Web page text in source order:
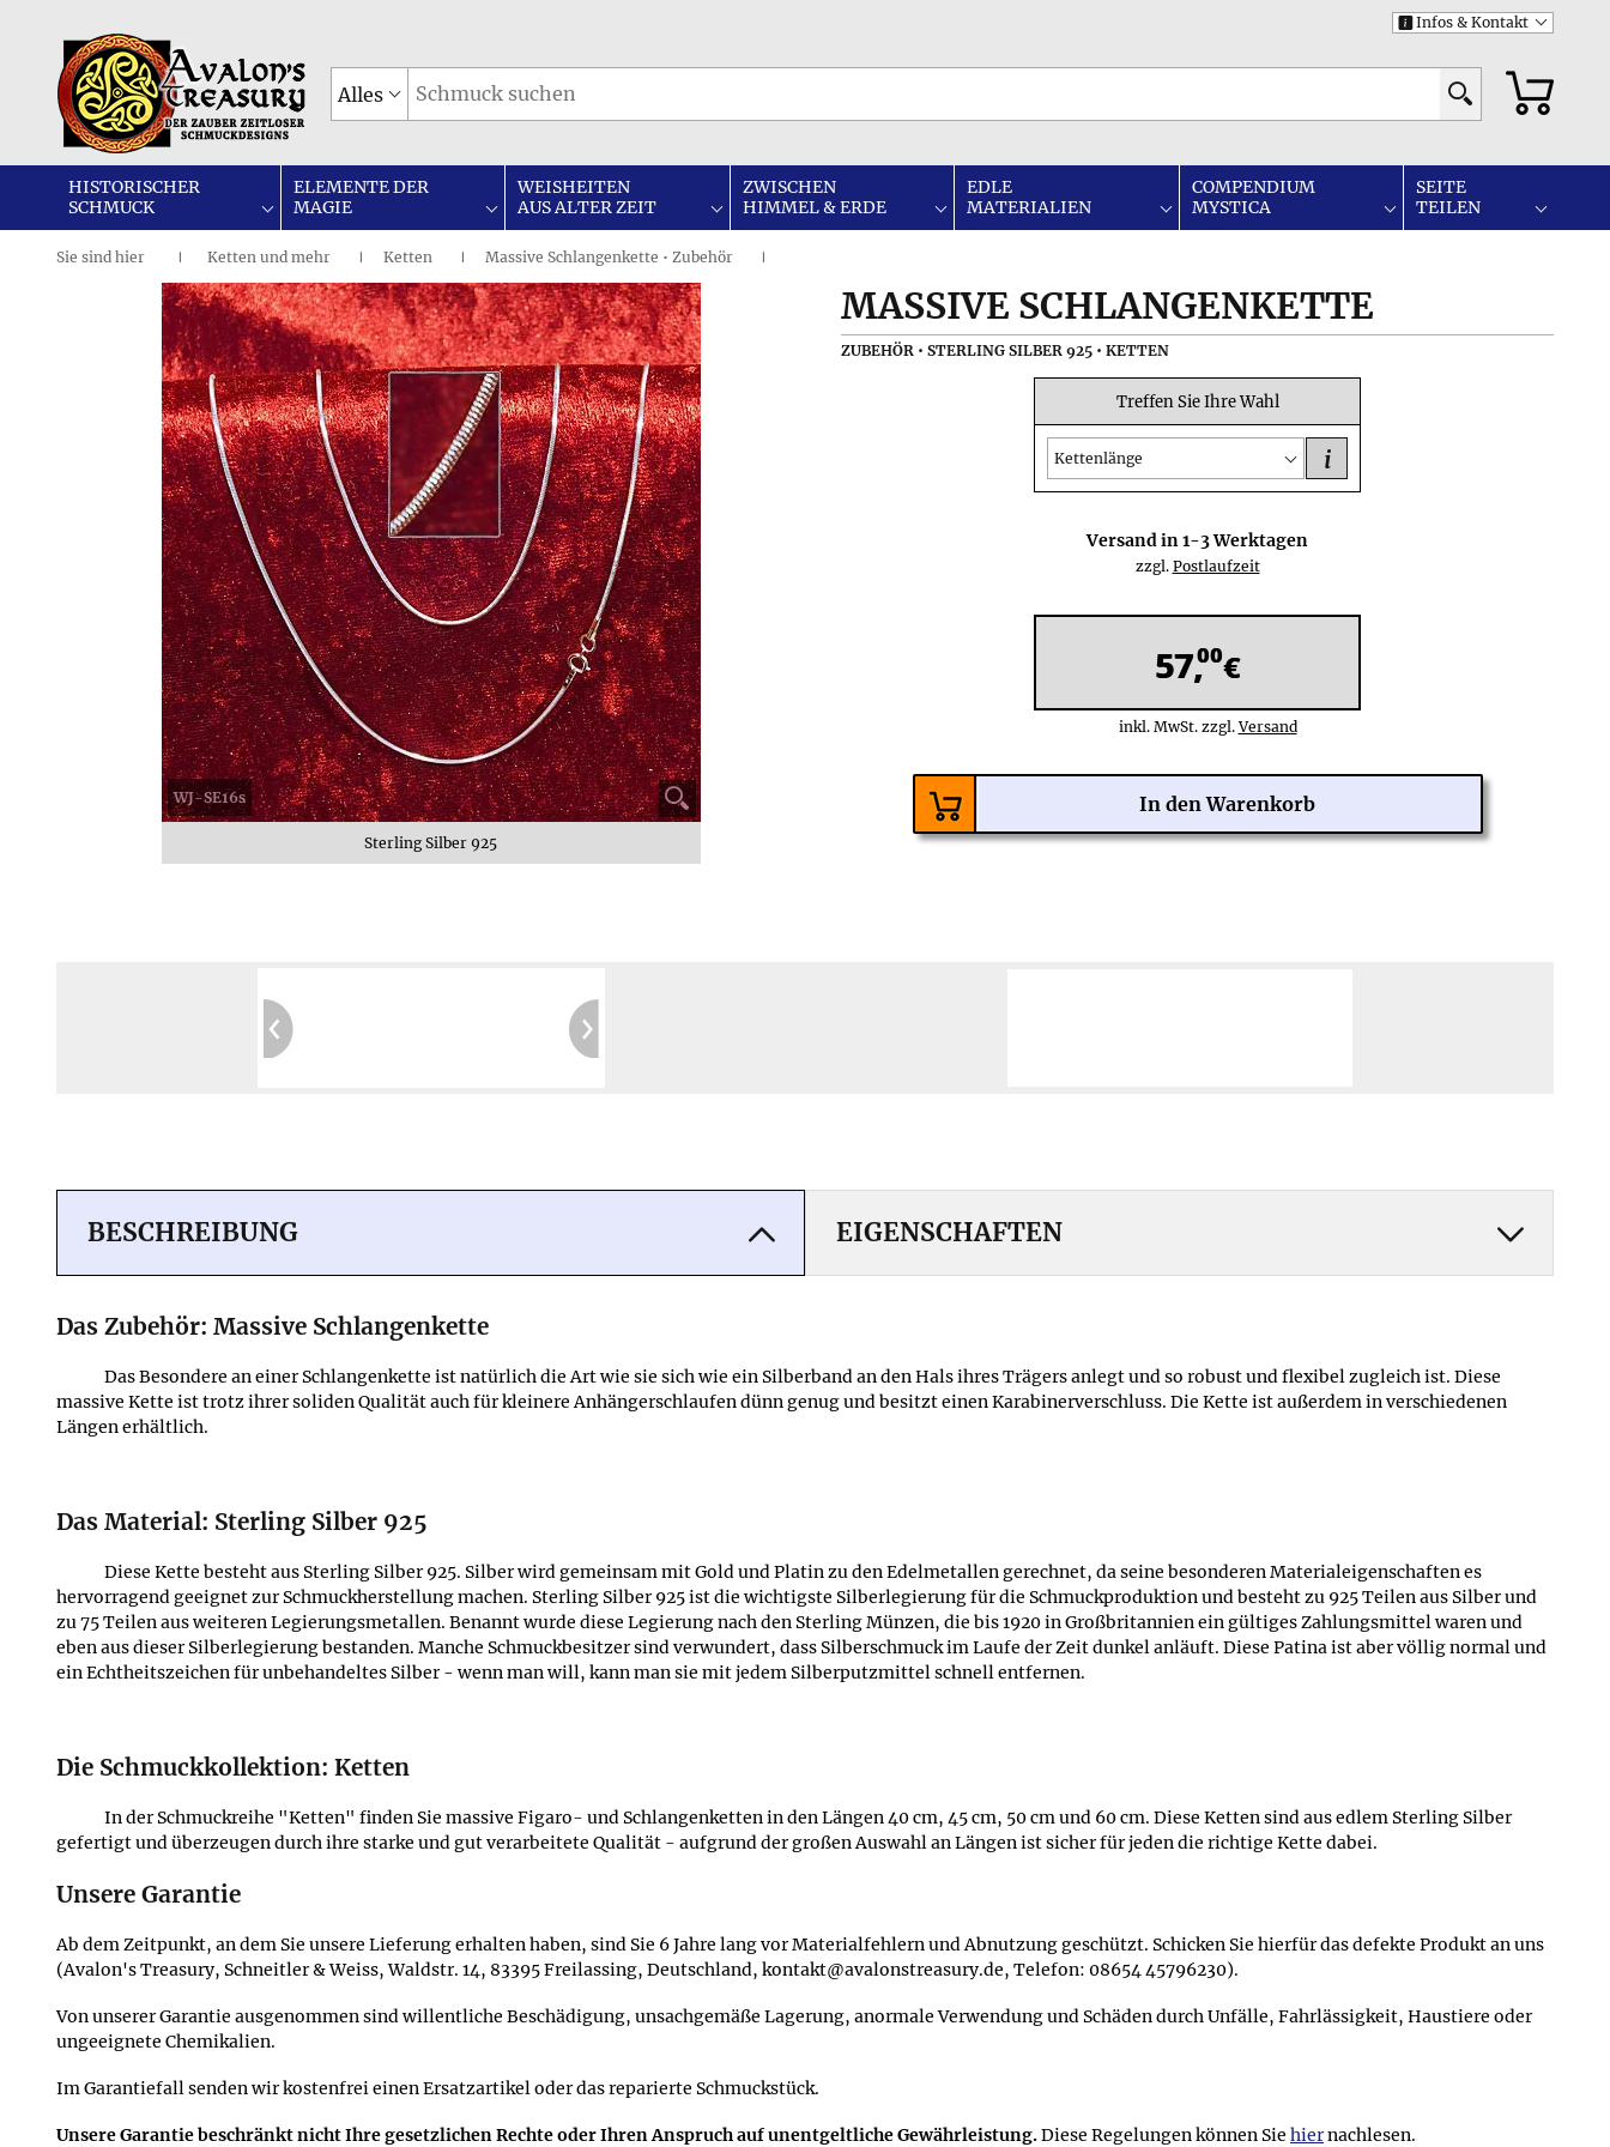
i Infos & Kontakt
Alles
HISTORISCHER
SCHMUCK
ELEMENTE DER
MAGIE
WEISHEITEN
AUS ALTER ZEIT
ZWISCHEN
HIMMEL & ERDE
EDLE
MATERIALIEN
COMPENDIUM
MYSTICA
SEITE
TEILEN
Sie sind hier | Ketten und mehr I Ketten I Massive Schlangenkette • Zubehör I
WJ-SE16s
Sterling Silber 925
MASSIVE SCHLANGENKETTE
ZUBEHÖR • STERLING SILBER 925 • KETTEN
Treffen Sie Ihre Wahl
Kettenlänge i
Versand in1-3Werktagen
zzgl. Postlaufzeit
57,00€
inkl. MwSt. zzgl.Versand
BESCHREIBUNG EIGENSCHAFTEN
Das Zubehör: Massive Schlangenkette
Das Besondere an einer Schlangenkette ist natürlich die Art wie sie sich wie ein Silberband an den Hals ihres Trägers anlegt und so robust und flexibel zugleich ist. Diese
massive Kette ist trotz ihrer soliden Qualität auch für kleinere Anhängerschlaufen dünn genug und besitzt einen Karabinerverschluss. Die Kette ist außerdem in verschiedenen
Längen erhältlich.
Das Material: Sterling Silber 925
Diese Kette besteht aus Sterling Silber 925. Silber wird gemeinsam mit Gold und Platin zu den Edelmetallen gerechnet, da seine besonderen Materialeigenschaften es
hervorragend geeignet zur Schmuckherstellung machen. Sterling Silber 925 ist die wichtigste Silberlegierung für die Schmuckproduktion und besteht zu 925 Teilen aus Silber und
zu 75 Teilen aus weiteren Legierungsmetallen. Benannt wurde diese Legierung nach den Sterling Münzen, die bis 1920 in Großbritannien ein gültiges Zahlungsmittel waren und
eben aus dieser Silberlegierung bestanden. Manche Schmuckbesitzer sind verwundert, dass Silberschmuck im Laufe der Zeit dunkel anläuft. Diese Patina ist aber völlig normal und
ein Echtheitszeichen für unbehandeltes Silber - wenn man will, kann man sie mit jedem Silberputzmittel schnell entfernen.
Die Schmuckkollektion: Ketten
In der Schmuckreihe "Ketten" finden Sie massive Figaro- und Schlangenketten in den Längen 40 cm, 45 cm, 50 cm und 60 cm. Diese Ketten sind aus edlem Sterling Silber
gefertigt und überzeugen durch ihre starke und gut verarbeitete Qualität - aufgrund der großen Auswahl an Längen ist sicher für jeden die richtige Kette dabei.
Unsere Garantie
Ab dem Zeitpunkt, an dem Sie unsere Lieferung erhalten haben, sind Sie 6 Jahre lang vor Materialfehlern und Abnutzung geschützt. Schicken Sie hierfür das defekte Produkt an uns
(Avalon's Treasury, Schneitler & Weiss, Waldstr. 14, 83395 Freilassing, Deutschland, kontakt@avalonstreasury.de, Telefon: 08654 45796230).
Von unserer Garantie ausgenommen sind willentliche Beschädigung, unsachgemäße Lagerung, anormale Verwendung und Schäden durch Unfälle, Fahrlässigkeit, Haustiere oder
ungeeignete Chemikalien.
Im Garantiefall senden wir kostenfrei einen Ersatzartikel oder das reparierte Schmuckstück.
Unsere Garantie beschränkt nicht Ihre gesetzlichen Rechte oder Ihren Anspruch auf unentgeltliche Gewährleistung.Diese Regelungen können Sie hiernachlesen.